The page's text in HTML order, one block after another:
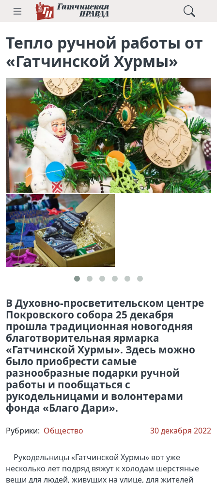
Тепло ручной работы от
«Гатчинской Хурмы»
В Духовно-просветительском центре
Покровского собора 25 декабря
прошла традиционная новогодняя
благотворительная ярмарка
«Гатчинской Хурмы». Здесь можно
было приобрести самые
разнообразные подарки ручной
работы и пообщаться с
рукодельницами и волонтерами
фонда «Благо Дари».
Рубрики: Общество 30 декабря 2022
Рукодельницы «Гатчинской Хурмы» вот уже
несколько лет подряд вяжут к холодам шерстяные
вещи для людей, живущих на улице, для жителей